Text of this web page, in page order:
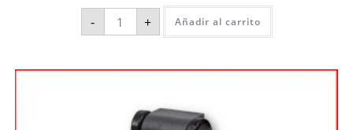
- + Añadir al carrito